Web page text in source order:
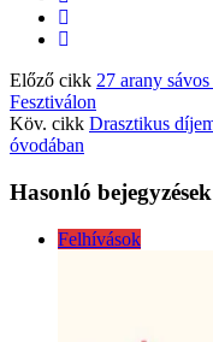
Előző cikk 27 arany
Fesztiválon
Köv. cikk Drasztikus
óvodában
Hasonló bejegyzések
Felhívások